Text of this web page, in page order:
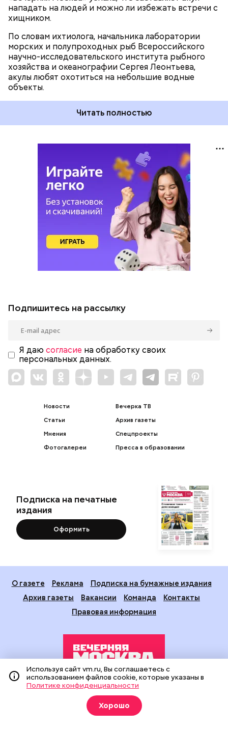
нападать на людей и можно ли избежать встречи с
хищником.
По словам ихтиолога, начальника лаборатории
морских и полупроходных рыб Всероссийского
научно-исследовательского института рыбного
хозяйства и океанографии Сергея Леонтьева,
акулы любят охотиться на небольшие водные
объекты.
Читать полностью
Подпишитесь на рассылку
Я даю согласие на обработку своих
персональных данных.
Новости
Статьи
Мнения
Фотогалереи
Вечерка ТВ
Архив газеты
Спецпроекты
Пресса в образовании
Подписка на печатные
издания
Оформить
О газете Реклама
Подписка на бумажные издания
Архив газеты
Вакансии Команда
Контакты
Правовая информация
Издание создано при финансовой поддержке Департамента
средств массовой информации и рекламы города Москвы.
На сайте применяются рекомендательные технологии
(информационные технологии предоставления информации
Используя сайт vm.ru, Вы соглашаетесь с
использованием файлов cookie, которые указаны в
Политике конфиденциальности
Хорошо